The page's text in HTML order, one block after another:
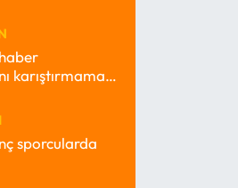
karıştırmamak
sporcularda